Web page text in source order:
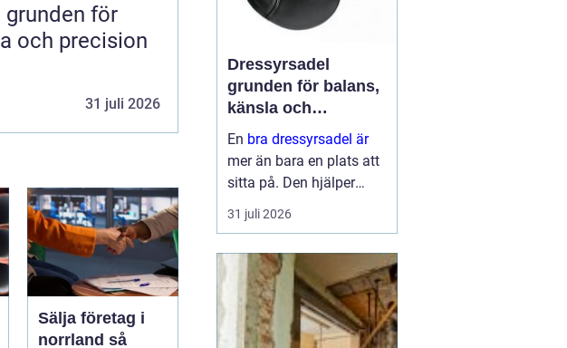
och precision
31 juli 2026
Sälja företag i
norrland så
Dressyrsadel
grunden för balans,
känsla och
precision
En bra dressyrsadel är
mer än bara en plats att
sitta på. Den hjälper
ryttaren att hitta en
lodrät, stabil sits, ger
genom ryggen och gör
det möjligt att
kommunic...
31 juli 2026